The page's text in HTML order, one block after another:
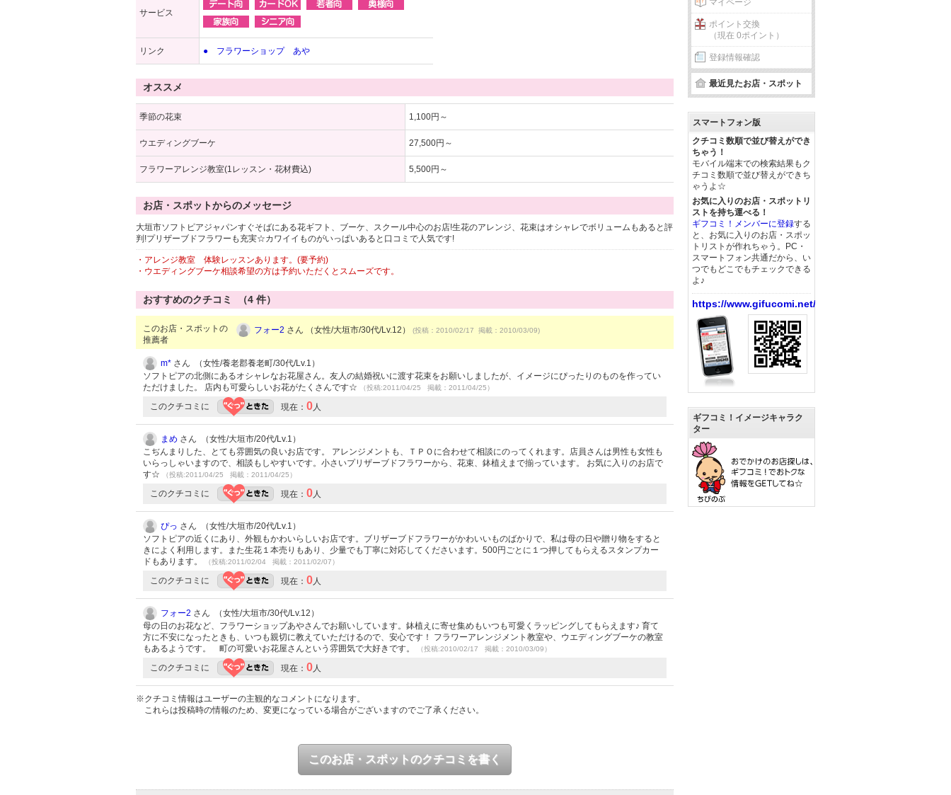
サービス
リンク ● フラワーショップ あや
オススメ
季節の花束 1,100円～
ウエディングブーケ 27,500円～
フラワーアレンジ教室(1レッスン・花材費込) 5,500円～
お店・スポットからのメッセージ
大垣市ソフトピアジャパンすぐそばにある花ギフト、ブーケ、スクール中心のお店!生花のアレンジ、花束はオシャレでボリュームもあると評
判!プリザーブドフラワーも充実☆カワイイものがいっぱいあると口コミで人気です!
・アレンジ教室 体験レッスンあります。(要予約)
・ウエディングブーケ相談希望の方は予約いただくとスムーズです。
おすすめのクチコミ （4 件）
このお店・スポットの
推薦者
フォー2 さん （女性/大垣市/30代/Lv.12） (投稿：2010/02/17 掲載：2010/03/09)
m* さん （女性/養老郡養老町/30代/Lv.1）
ソフトピアの北側にあるオシャレなお花屋さん。友人の結婚祝いに渡す花束をお願いしましたが、イメージにぴったりのものを作ってい
ただけました。 店内も可愛らしいお花がたくさんです☆
（投稿:2011/04/25 掲載：2011/04/25）
このクチコミに 現在： 0人
まめ さん （女性/大垣市/20代/Lv.1）
こぢんまりした、とても雰囲気の良いお店です。 アレンジメントも、ＴＰＯに合わせて相談にのってくれます。店員さんは男性も女性も
いらっしゃいますので、相談もしやすいです。小さいプリザーブドフラワーから、花束、鉢植えまで揃っています。 お気に入りのお店で
す☆
（投稿:2011/04/25 掲載：2011/04/25）
このクチコミに 現在： 0人
ぴっ さん （女性/大垣市/20代/Lv.1）
ソフトピアの近くにあり、外観もかわいらしいお店です。ブリザーブドフラワーがかわいいものばかりで、私は母の日や贈り物をすると
きによく利用します。また生花１本売りもあり、少量でも丁寧に対応してくださいます。500円ごとに１つ押してもらえるスタンプカー
ドもあります。
（投稿:2011/02/04 掲載：2011/02/07）
このクチコミに 現在： 0人
フォー2 さん （女性/大垣市/30代/Lv.12）
母の日のお花など、フラワーショップあやさんでお願いしています。鉢植えに寄せ集めもいつも可愛くラッピングしてもらえます♪ 育て
方に不安になったときも、いつも親切に教えていただけるので、安心です！ フラワーアレンジメント教室や、ウエディングブーケの教室
もあるようです。 町の可愛いお花屋さんという雰囲気で大好きです。
（投稿:2010/02/17 掲載：2010/03/09）
このクチコミに 現在： 0人
※クチコミ情報はユーザーの主観的なコメントになります。
これらは投稿時の情報のため、変更になっている場合がございますのでご了承ください。
このお店・スポットのクチコミを書く
マイページ
ポイント交換
（現在 0ポイント）
登録情報確認
最近見たお店・スポット
スマートフォン版
クチコミ数順で並び替えができ
ちゃう！
モバイル端末での検索結果もク
チコミ数順で並び替えができち
ゃうよ☆
お気に入りのお店・スポットリ
ストを持ち運べる！
ギフコミ！メンバーに登録する
と、お気に入りのお店・スポッ
トリストが作れちゃう。PC・
スマートフォン共通だから、い
つでもどこでもチェックできる
よ♪
https://www.gifucomi.net/
ギフコミ！イメージキャラク
ター